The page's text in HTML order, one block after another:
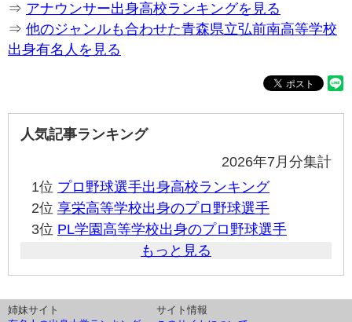
⇒ アナウンサー出身高校ランキングを見る
⇒ 他のジャンルも合わせた青森県立弘前南高等学校
出身有名人を見る
人気記事ランキング
2026年7月分集計
1位 プロ野球選手出身高校ランキング
2位 享栄高等学校出身のプロ野球選手
3位 PL学園高等学校出身のプロ野球選手
もっと見る
姉妹サイト
サイト情報